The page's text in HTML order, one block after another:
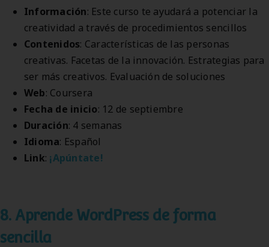
Información: Este curso te ayudará a potenciar la
creatividad a través de procedimientos sencillos
Contenidos: Características de las personas
creativas. Facetas de la innovación. Estrategias para
ser más creativos. Evaluación de soluciones
Web: Coursera
Fecha de inicio: 12 de septiembre
Duración: 4 semanas
Idioma: Español
Link: ¡Apúntate!
8. Aprende WordPress de forma
sencilla